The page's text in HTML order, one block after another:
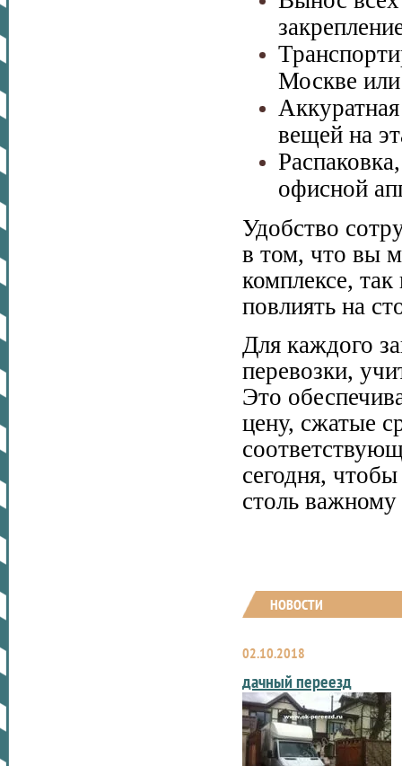
Москве
вещей на
офисной
Удобство
в том, что вы
комплексе,
повлиять на
Для каждого
перевозки,
Это
цену, сжатые
сегодня,
столь
НОВОСТИ
02.10.2018
дачный переезд